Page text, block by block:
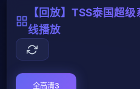
【回放】TSS泰国超
线播放
全高清3